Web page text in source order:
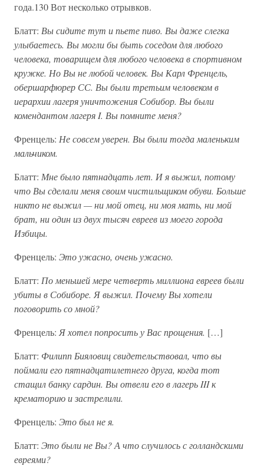
года.130 Вот несколько отрывков.
Блатт: Вы сидите тут и пьете пиво. Вы даже слегка
улыбаетесь. Вы могли бы быть соседом для любого
человека, товарищем для любого человека в спортивном
кружке. Но Вы не любой человек. Вы Карл Френцель,
обершарфюрер СС. Вы были третьим человеком в
иерархии лагеря уничтожения Собибор. Вы были
комендантом лагеря I. Вы помните меня?
Френцель: Не совсем уверен. Вы были тогда маленьким
мальчиком.
Блатт: Мне было пятнадцать лет. И я выжил, потому
что Вы сделали меня своим чистильщиком обуви. Больше
никто не выжил — ни мой отец, ни моя мать, ни мой
брат, ни один из двух тысяч евреев из моего города
Избицы.
Френцель: Это ужасно, очень ужасно.
Блатт: По меньшей мере четверть миллиона евреев были
убиты в Собиборе. Я выжил. Почему Вы хотели
поговорить со мной?
Френцель: Я хотел попросить у Вас прощения. […]
Блатт: Филипп Бияловиц свидетельствовал, что вы
поймали его пятнадцатилетнего друга, когда тот
стащил банку сардин. Вы отвели его в лагерь III к
крематорию и застрелили.
Френцель: Это был не я.
Блатт: Это были не Вы? А что случилось с голландскими
евреями?